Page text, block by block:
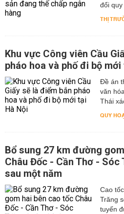
đổi
THỊ
Khu vực Công viên Cầu
pháo hoa và phố đi bộ mới
Đề án
văn
Thái
QUY
Bổ sung 27 km đường
Châu Đốc - Cần Thơ - Sóc
sau một năm
Cao
Trăng
tuyến